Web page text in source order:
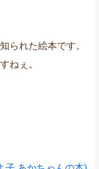
られた絵本です。
ねぇ。